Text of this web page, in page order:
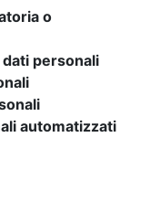
o
personali
automatizzati